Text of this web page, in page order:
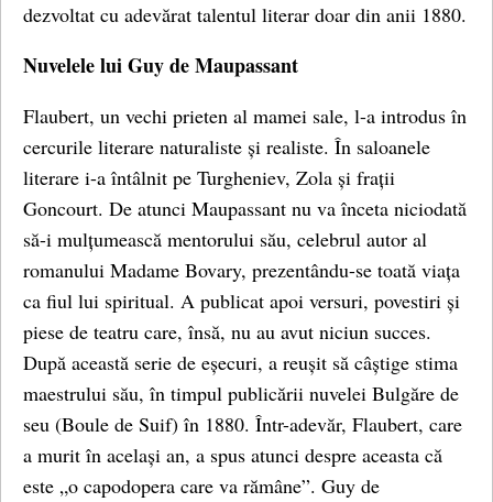
dezvoltat cu adevărat talentul literar doar din anii 1880.
Nuvelele lui Guy de Maupassant
Flaubert, un vechi prieten al mamei sale, l-a introdus în
cercurile literare naturaliste și realiste. În saloanele
literare i-a întâlnit pe Turgheniev, Zola și frații
Goncourt. De atunci Maupassant nu va înceta niciodată
să-i mulțumească mentorului său, celebrul autor al
romanului Madame Bovary, prezentându-se toată viața
ca fiul lui spiritual. A publicat apoi versuri, povestiri și
piese de teatru care, însă, nu au avut niciun succes.
După această serie de eșecuri, a reușit să câștige stima
maestrului său, în timpul publicării nuvelei Bulgăre de
seu (Boule de Suif) în 1880. Într-adevăr, Flaubert, care
a murit în același an, a spus atunci despre aceasta că
este „o capodopera care va rămâne”. Guy de